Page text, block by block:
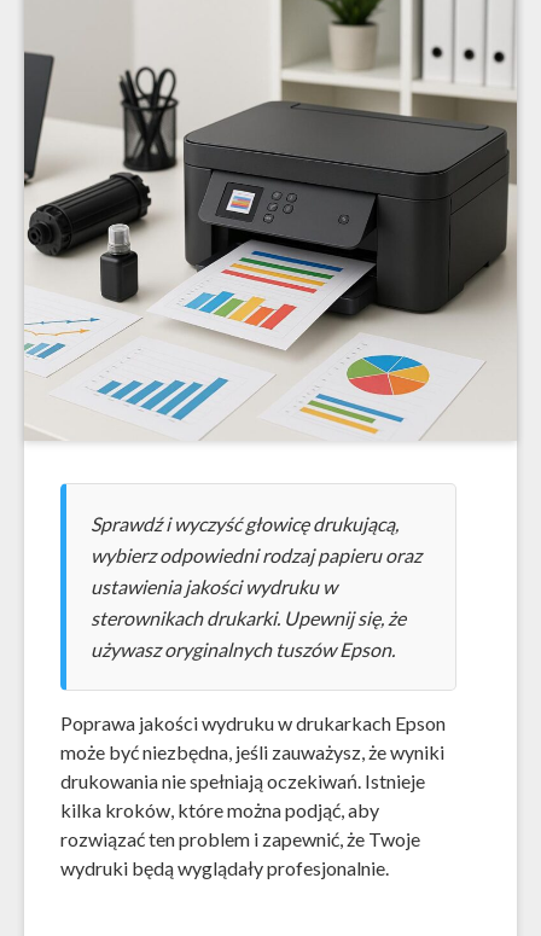
Sprawdź i wyczyść głowicę drukującą,
wybierz odpowiedni rodzaj papieru oraz
ustawienia jakości wydruku w
sterownikach drukarki. Upewnij się, że
używasz oryginalnych tuszów Epson.
Poprawa jakości wydruku w drukarkach Epson
może być niezbędna, jeśli zauważysz, że wyniki
drukowania nie spełniają oczekiwań. Istnieje
kilka kroków, które można podjąć, aby
rozwiązać ten problem i zapewnić, że Twoje
wydruki będą wyglądały profesjonalnie.